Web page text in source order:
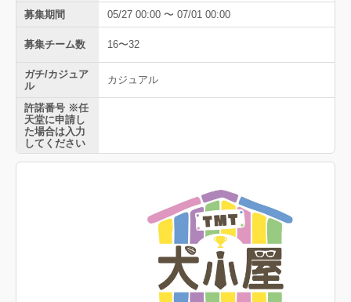
募集期間 05/27 00:00 〜 07/01 00:00
募集チーム数 16〜32
ガチ/カジュア
ル
カジュアル
許諾番号 ※任
天堂に申請し
た場合は入力
してください